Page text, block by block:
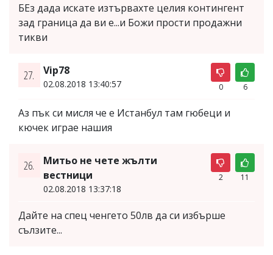
БЕз дада искате изтървахте целия контингент
зад граница да ви е...и Божи прости продажни
тикви
27. Vip78
02.08.2018 13:40:57 0 6
Аз пък си мисля че е Истанбул там гюбеци и
кючек играе нашия
26.
Митьо не чете жълти
вестници
02.08.2018 13:37:18
2 11
Дайте на спец ченгето 50лв да си избърше
сълзите...